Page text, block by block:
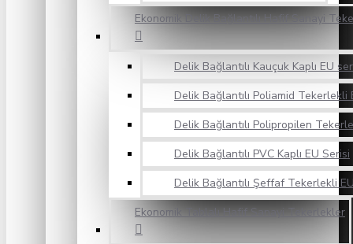
Ekonomik Delik Bağlantılı Hafif Sanayi
Delik Bağlantılı Kauçuk Kaplı EU
Delik Bağlantılı Poliamid Tekerlekli
Delik Bağlantılı Polipropilen
Delik Bağlantılı PVC Kaplı EU Serisi
Delik Bağlantılı Şeffaf Tekerlekli
Ekonomik Tablalı Hafif Sanayi Tekerlekler